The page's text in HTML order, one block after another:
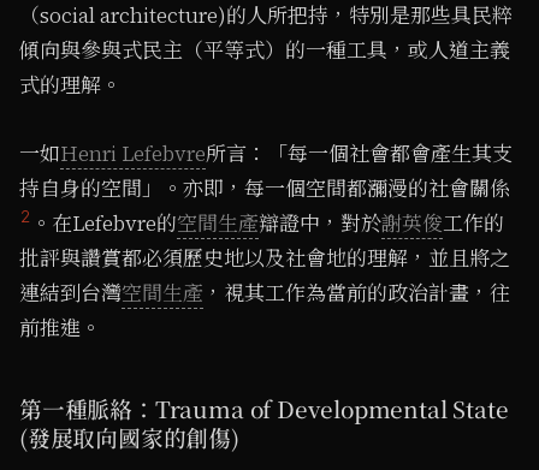
（social architecture)的人所把持，特別是那些具民粹
傾向與參與式民主（平等式）的一種工具，或人道主義
式的理解。
一如Henri Lefebvre所言：「每一個社會都會產生其支
持自身的空間」。亦即，每一個空間都瀰漫的社會關係
2 。在Lefebvre的空間生產辯證中，對於謝英俊工作的
批評與讚賞都必須歷史地以及社會地的理解，並且將之
連結到台灣空間生產 ，視其工作為當前的政治計畫，往
前推進。
第一種脈絡：Trauma of Developmental State
(發展取向國家的創傷)